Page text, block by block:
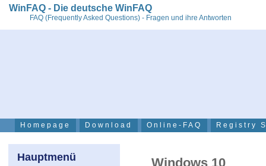
WinFAQ - Die deutsche WinFAQ
FAQ (Frequently Asked Questions) - Fragen und ihre Antworten
Homepage Download Online-FAQ Registry
Windows 10
Hauptmenü